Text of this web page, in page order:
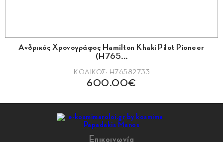
Ανδρικός Χρονογράφος Hamilton Khaki Pilot Pioneer
(H765...
ΚΩΔΙΚΟΣ: H76582733
600.00€
Επικοινωνία